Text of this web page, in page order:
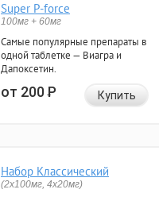
Super P-force
100мг + 60мг
Самые популярные препараты в
одной таблетке — Виагра и
Дапоксетин.
от 200Р Купить
Набор Классический
(2x100мг, 4x20мг)